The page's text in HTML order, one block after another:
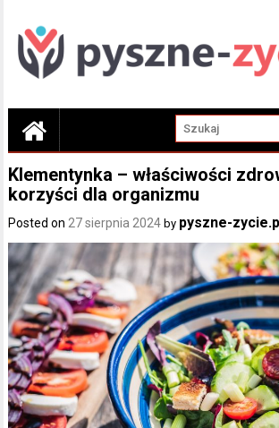
content
Klementynka – właściwości
korzyści dla organizmu
Posted on 27 sierpnia 2024 by pyszne-